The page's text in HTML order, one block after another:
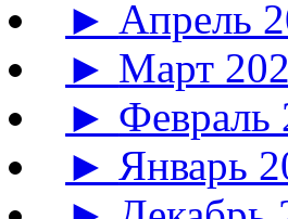
► Апрель
► Март
► Февраль
► Январь